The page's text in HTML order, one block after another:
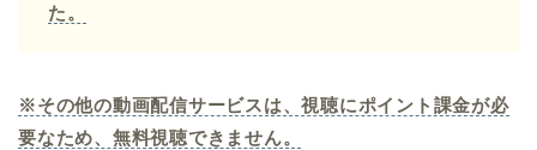
た。
※その他の動画配信サービスは、視聴にポイント課金が必
要なため、無料視聴できません。